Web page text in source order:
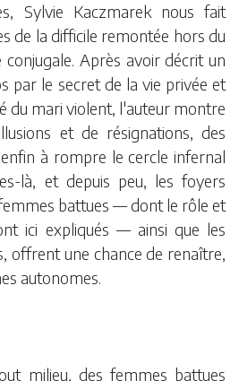
Sylvie Kaczmarek nous fait
de la difficile remontée hors du
Après avoir décrit un
par le secret de la vie privée et
du mari violent, l'auteur montre
et de résignations, des
à rompre le cercle infernal
là, et depuis peu, les foyers
battues — dont le rôle et
ici expliqués — ainsi que les
offrent une chance de renaître,
autonomes.
milieu, des femmes battues